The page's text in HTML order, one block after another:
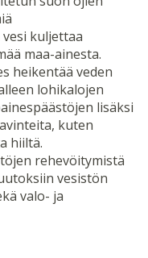
kuljettaa
maa-ainesta.
heikentää veden
lohikalojen
lisäksi
kuten
hiiltä.
rehevöitymistä
vesistön
valo- ja